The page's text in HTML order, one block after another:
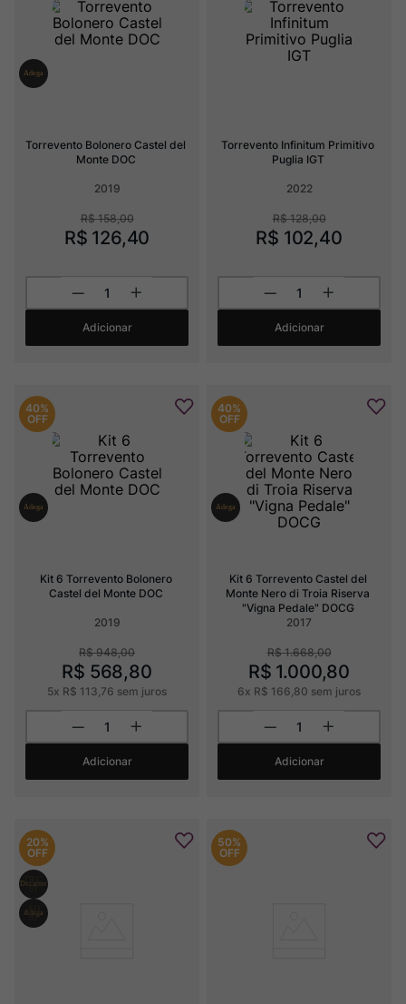
Torrevento Bolonero Castel del
Monte DOC
2019
R$ 158,00
R$ 126,40
Adicionar
Torrevento Infinitum Primitivo
Puglia IGT
2022
R$ 128,00
R$ 102,40
Adicionar
40%
OFF
Kit 6 Torrevento Bolonero
Castel del Monte DOC
2019
R$ 948,00
R$ 568,80
5x R$ 113 76 sem juros
Adicionar
40%
OFF
Kit 6 Torrevento Castel del
Monte Nero di Troia Riserva
"Vigna Pedale" DOCG
2017
R$ 1.668,00
R$ 1.000,80
6x R$ 166 80 sem juros
Adicionar
20%
OFF
50%
OFF
Rocim
Ver Sacrum
10